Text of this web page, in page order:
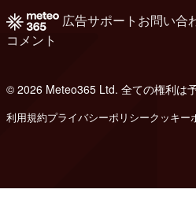
広告サポート お問い合
コメント
© 2026 Meteo365 Ltd. 全ての権利は
利用規約プライバシーポリシークッキー